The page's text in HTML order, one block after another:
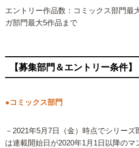
エントリー作品数：コミックス部門最
ガ部門最大5作品まで
【募集部門＆エントリー条件】
●コミックス部門
－2021年5月7日（金）時点でシリーズ
は連載開始日が2020年1月1日以降のマ